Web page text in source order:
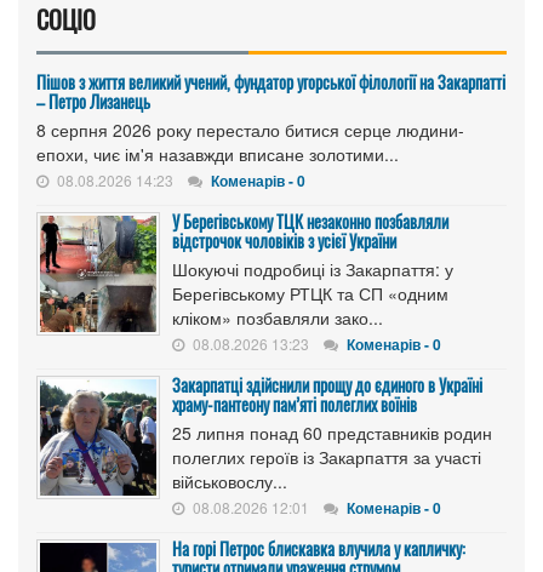
СОЦІО
Пішов з життя великий учений, фундатор угорської філології на Закарпатті
– Петро Лизанець
8 серпня 2026 року перестало битися серце людини-
епохи, чиє ім'я назавжди вписане золотими...
08.08.2026 14:23 Коменарів - 0
У Берегівському ТЦК незаконно позбавляли
відстрочок чоловіків з усієї України
Шокуючі подробиці із Закарпаття: у
Берегівському РТЦК та СП «одним
кліком» позбавляли зако...
08.08.2026 13:23 Коменарів - 0
Закарпатці здійснили прощу до єдиного в Україні
храму-пантеону пам’яті полеглих воїнів
25 липня понад 60 представників родин
полеглих героїв із Закарпаття за участі
військовослу...
08.08.2026 12:01 Коменарів - 0
На горі Петрос блискавка влучила у капличку: